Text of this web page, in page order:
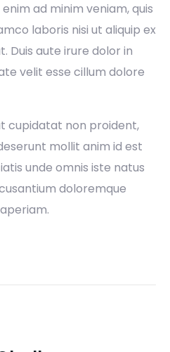
ad minim veniam, quis
laboris nisi ut aliquip ex
Duis aute irure dolor in
velit esse cillum dolore
cupidatat non proident,
mollit anim id est
unde omnis iste natus
doloremque